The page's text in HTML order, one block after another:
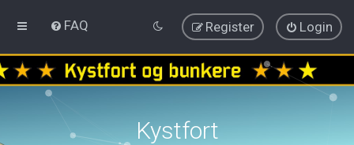
FAQ Login
Register
Kystfort